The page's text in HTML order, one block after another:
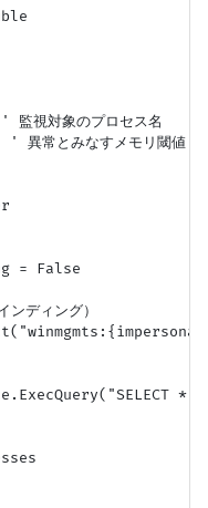
視対象のプロセス名
常とみなすメモリ閾値
= False
ディング）
*